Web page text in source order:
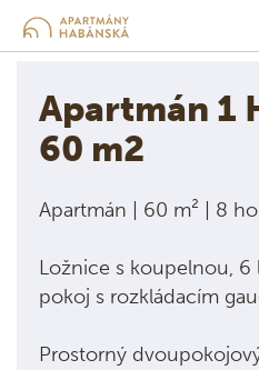
Apartmán 1
60 m2
Apartmán | 60 m² | 8
Ložnice s koupelnou, 6
pokoj s rozkládacím
Prostorný